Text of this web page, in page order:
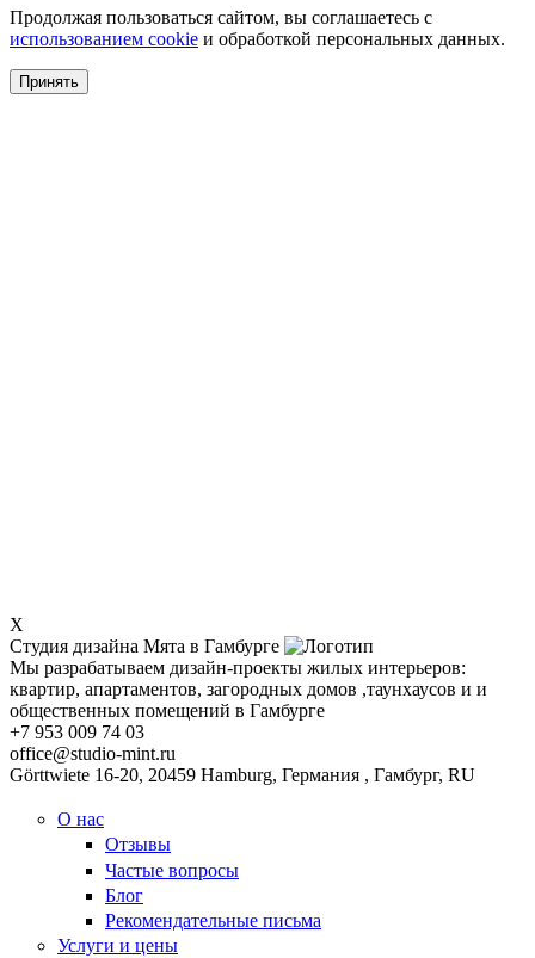
Продолжая пользоваться сайтом, вы соглашаетесь с
использованием cookie и обработкой персональных данных.
Принять
X
Студия дизайна Мята в Гамбурге
Мы разрабатываем дизайн-проекты жилых интерьеров:
квартир, апартаментов, загородных домов ,таунхаусов и и
общественных помещений в Гамбурге
+7 953 009 74 03
office@studio-mint.ru
Görttwiete 16-20, 20459 Hamburg, Германия , Гамбург, RU
О нас
Отзывы
Частые вопросы
Блог
Рекомендательные письма
Услуги и цены